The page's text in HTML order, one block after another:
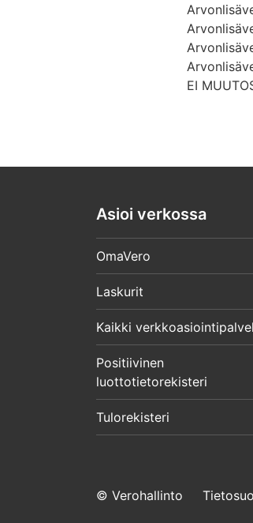
EI
Asioi verkossa
OmaVero
Laskurit
Kaikki
Positiivinen
luottotietorekisteri
Tulorekisteri
© Verohallinto